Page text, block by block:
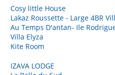
Cosy little House
Lakaz Roussette - Large 4BR
Au Temps D'antan- Ile
Villa Elyza
Kite Room
IZAVA LODGE